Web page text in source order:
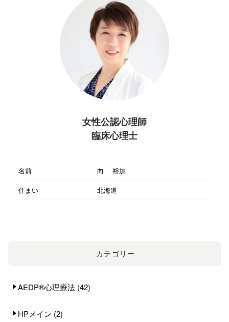
女性公認心理師
臨床心理士
名前
向 裕加
住まい
北海道
カテゴリー
AEDP®︎心理療法 (42)
HPメイン (2)